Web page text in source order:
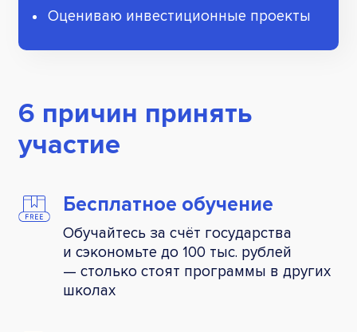
Оцениваю инвестиционные проекты
6 причин принять
участие
Бесплатное обучение
Обучайтесь за счёт государства
и сэкономьте до 100 тыс. рублей
— столько стоят программы в других
школах